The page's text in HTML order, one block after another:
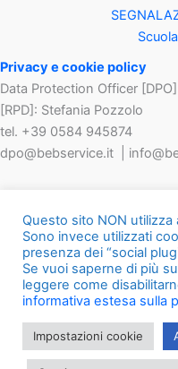
Privacy e cookie policy
Data Protection Officer
[RPD]: Stefania Pozzolo
tel. +39 0584 945874
dpo@bebservice.it |
Copyright © 2026 B&B
Questo sito NON
Sono invece utilizzati
presenza dei “social
Se vuoi saperne di più
leggere come
informativa estesa sulla
Impostazioni cookie